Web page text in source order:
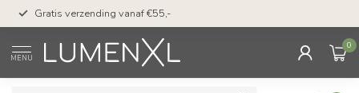
Gratis verzending vanaf €55,-
MENU
0